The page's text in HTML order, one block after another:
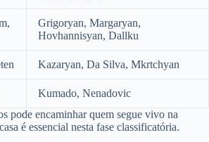
Grigoryan, Margaryan,
Hovhannisyan, Dallku
Kazaryan, Da Silva, Mkrtchyan
Kumado, Nenadovic
pode encaminhar quem segue vivo na
é essencial nesta fase classificatória.